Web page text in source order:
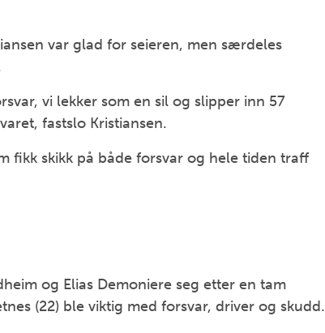
var glad for seieren, men særdeles
vi lekker som en sil og slipper inn 57
fastslo Kristiansen.
fikk skikk på både forsvar og hele tiden traff
og Elias Demoniere seg etter en tam
(22) ble viktig med forsvar, driver og skudd.